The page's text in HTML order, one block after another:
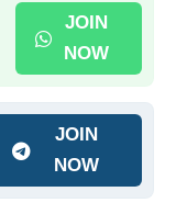
JOIN
NOW
JOIN
NOW